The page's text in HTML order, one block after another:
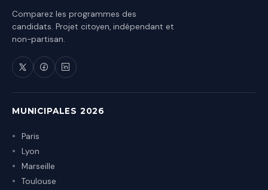
Comparez les programmes des
candidats. Projet citoyen, indépendant et
non-partisan.
MUNICIPALES 2026
Paris
Lyon
Marseille
Toulouse